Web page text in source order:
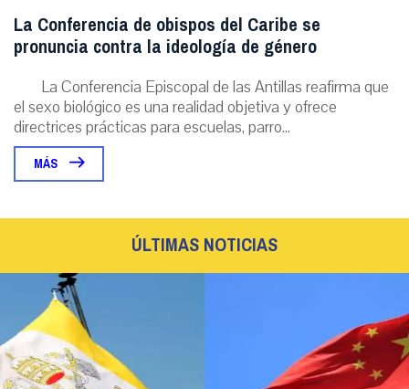
La Conferencia de obispos del Caribe se
pronuncia contra la ideología de género
La Conferencia Episcopal de las Antillas reafirma que
el sexo biológico es una realidad objetiva y ofrece
directrices prácticas para escuelas, parro...
MÁS
ÚLTIMAS NOTICIAS